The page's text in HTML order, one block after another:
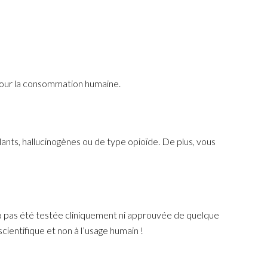
la consommation humaine.
hallucinogènes ou de type opioïde. De plus, vous
pas été testée cliniquement ni approuvée de quelque
et non à l’usage humain !